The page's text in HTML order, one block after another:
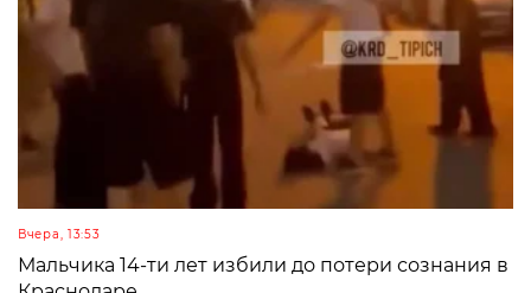
Вчера, 13:53
Мальчика 14-ти лет избили до потери сознания в